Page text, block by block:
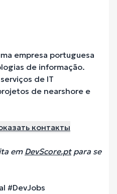
empresa portuguesa
de informação.
de IT
de nearshore e
контакты
em DevScore.ptpara se
#DevJobs